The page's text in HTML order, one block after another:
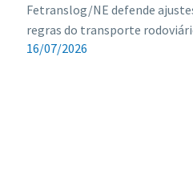
Fetranslog/NE defende
regras do transporte
16/07/2026